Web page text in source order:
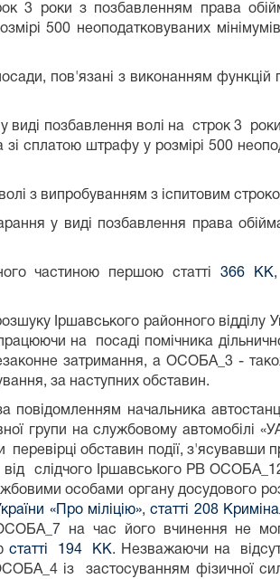
3 роки з позбавленням права
500 неоподатковуваних
пов'язані з виконанням функцій
виді позбавлення волі на строк 3
сплатою штрафу у розмірі 500
з випробуванням з іспитовим
у виді позбавлення права
частиною першою статті 366 КК
Іршавського районного відділу
на посаді помічника
затримання, а ОСОБА_3 -
за наступних обставин.
начальника
групи на службовому автомобілі
обставин події, з'ясувавши
слідчого Іршавського РВ ОСОБА_12
особами органу досудового
«Про міліцію»,статті 208
на час його вчинення не
статті 194 КК. Незважаючи на
із застосуванням фізичної